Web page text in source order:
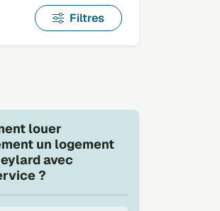
Filtres
louer
un logement
avec
?